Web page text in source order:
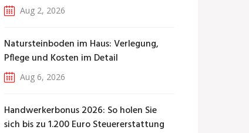
Aug 2, 2026
Natursteinboden im Haus: Verlegung,
Pflege und Kosten im Detail
Aug 6, 2026
Handwerkerbonus 2026: So holen Sie
sich bis zu 1.200 Euro Steuererstattung